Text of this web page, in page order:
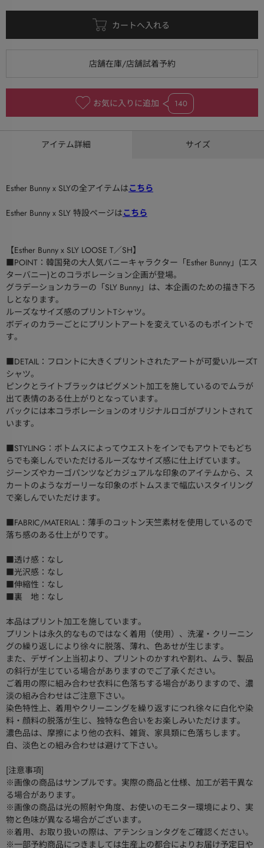
お気に入りに追加 140
アイテム詳細 サイズ
Esther Bunny x SLYの全アイテムはこちら
Esther Bunny x SLY 特設ページはこちら
【Esther Bunny x SLY LOOSE T／SH】
■POINT：韓国発の大人気バニーキャラクター「Esther Bunny」(エス
ターバニー)とのコラボレーション企画が登場。
グラデーションカラーの「SLY Bunny」は、本企画のための描き下ろ
しとなります。
ルーズなサイズ感のプリントTシャツ。
ボディのカラーごとにプリントアートを変えているのもポイントで
す。
■DETAIL：フロントに大きくプリントされたアートが可愛いルーズT
シャツ。
ピンクとライトブラックはピグメント加工を施しているのでムラが
出て表情のある仕上がりとなっています。
バックには本コラボレーションのオリジナルロゴがプリントされて
います。
■STYLING：ボトムスによってウエストをインでもアウトでもどち
らでも楽しんでいただけるルーズなサイズ感に仕上げています。
ジーンズやカーゴパンツなどカジュアルな印象のアイテムから、ス
カートのようなガーリーな印象のボトムスまで幅広いスタイリング
で楽しんでいただけます。
■FABRIC/MATERIAL：薄手のコットン天竺素材を使用しているので
落ち感のある仕上がりです。
■透け感：なし
■光沢感：なし
■伸縮性：なし
■裏 地：なし
本品はプリント加工を施しています。
プリントは永久的なものではなく着用（使用）、洗濯・クリーニン
グの繰り返しにより徐々に脱落、薄れ、色あせが生じます。
また、デザイン上当初より、プリントのかすれや割れ、ムラ、製品
の斜行が生じている場合がありますのでご了承ください。
ご着用の際に組み合わせ衣料に色落ちする場合がありますので、濃
淡の組み合わせはご注意下さい。
染色特性上、着用やクリーニングを繰り返すにつれ徐々に白化や染
料・顔料の脱落が生じ、独特な色合いをお楽しみいただけます。
濃色品は、摩擦により他の衣料、雑貨、家具類に色落ちします。
白、淡色との組み合わせは避けて下さい。
[注意事項]
※画像の商品はサンプルです。実際の商品と仕様、加工が若干異な
る場合があります。
※画像の商品は光の照射や角度、お使いのモニター環境により、実
物と色味が異なる場合がございます。
※着用、お取り扱いの際は、アテンションタグをご確認ください。
※一部予約商品につきましては生産上の都合によりお届け予定日や